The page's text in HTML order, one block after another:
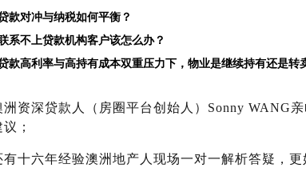
款对冲与纳税如何平衡？
系不上贷款机构客户该怎么办？
款高利率与高持有成本双重压力下，物业是继续持有还是转
洲资深贷款人（房圈平台创始人） Sonny WANG
；
有十六年经验澳洲地产人现场一对一解析答疑，更